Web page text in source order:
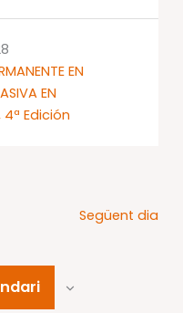
EN
EN
4ª Edición
Següent dia